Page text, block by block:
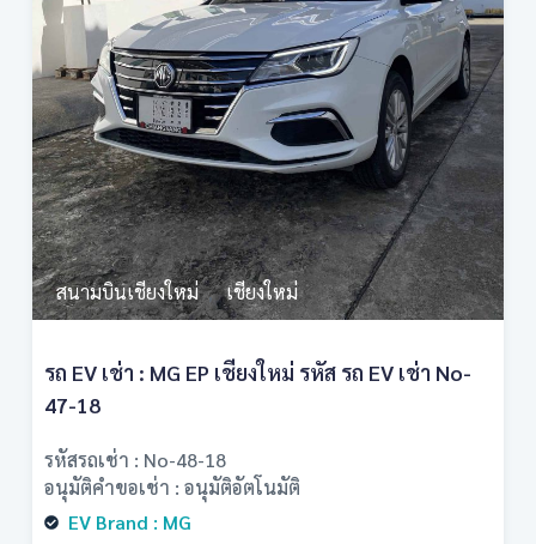
สนามบินเชียงใหม่ , เชียงใหม่
รถ EV เช่า : MG EP เชียงใหม่ รหัส รถ EV เช่า No-
47-18
รหัสรถเช่า : No-48-18
อนุมัติคำขอเช่า : อนุมัติอัตโนมัติ
EV Brand : MG